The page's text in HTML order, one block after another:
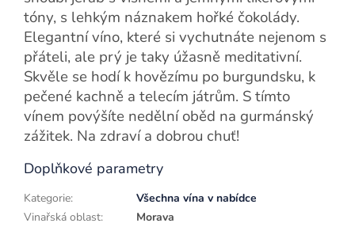
tóny, s lehkým náznakem hořké čokolády.
Elegantní víno, které si vychutnáte nejenom s
přáteli, ale prý je taky úžasně meditativní.
Skvěle se hodí k hovězímu po burgundsku, k
pečené kachně a telecím játrům. S tímto
vínem povýšíte nedělní oběd na gurmánský
zážitek. Na zdraví a dobrou chuť!
Doplňkové parametry
Kategorie:
Všechna vína v nabídce
Vinařská oblast:
Morava